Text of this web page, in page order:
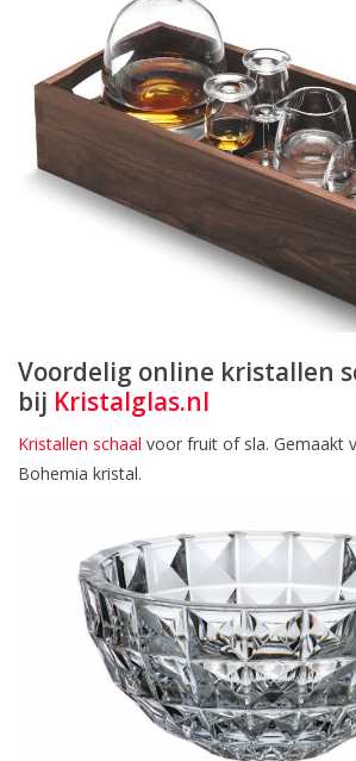
Voordelig online kristallen
bij Kristalglas.nl
Kristallen schaal voor fruit of sla. Gemaakt
Bohemia kristal.